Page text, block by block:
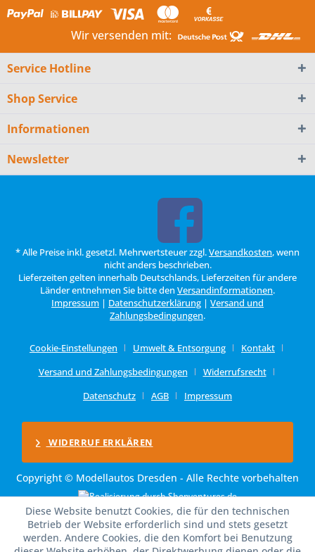
Wir versenden mit:
Service Hotline
Shop Service
Informationen
Newsletter
* Alle Preise inkl. gesetzl. Mehrwertsteuer zzgl.Versandkosten, wenn
nicht anders beschrieben.
Lieferzeiten gelten innerhalb Deutschlands, Lieferzeiten für andere
Länder entnehmen Sie bitte den Versandinformationen.
Impressum | Datenschutzerklärung | Versand und
Zahlungsbedingungen.
Cookie-Einstellungen Umwelt & Entsorgung
Kontakt
Versand und Zahlungsbedingungen
Widerrufsrecht
Datenschutz
AGB Impressum
WIDERRUF ERKLÄREN
Copyright © Modellautos Dresden - Alle Rechte vorbehalten
Diese Website benutzt Cookies, die für den technischen
Betrieb der Website erforderlich sind und stets gesetzt
werden. Andere Cookies, die den Komfort bei Benutzung